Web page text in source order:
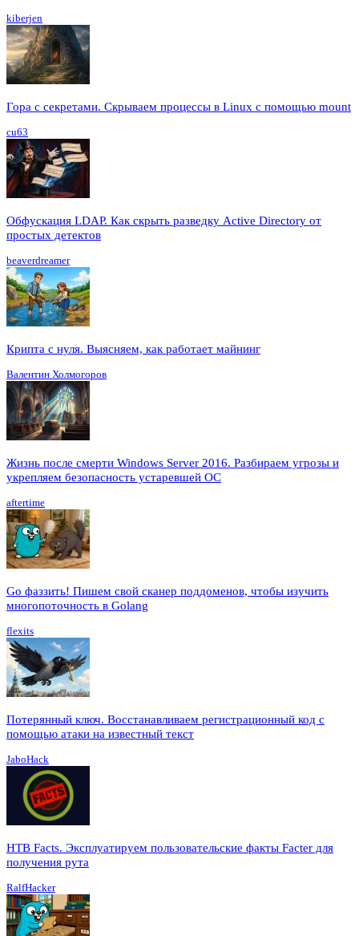
kiberjen
Гора с секретами. Скрываем процессы в Linux c помощью mount
cu63
Обфускация LDAP. Как скрыть разведку Active Directory от
простых детектов
beaverdreamer
Крипта с нуля. Выясняем, как работает майнинг
Валентин Холмогоров
Жизнь после смерти Windows Server 2016. Разбираем угрозы и
укрепляем безопасность устаревшей ОС
aftertime
Go фаззить! Пишем свой сканер поддоменов, чтобы изучить
многопоточность в Golang
flexits
Потерянный ключ. Восстанавливаем регистрационный код с
помощью атаки на известный текст
JaboHack
HTB Facts. Эксплуатируем пользовательские факты Facter для
получения рута
RalfHacker